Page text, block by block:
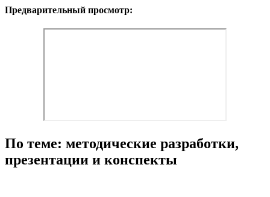
Предварительный просмотр:
По теме: методические разработки,
презентации и конспекты